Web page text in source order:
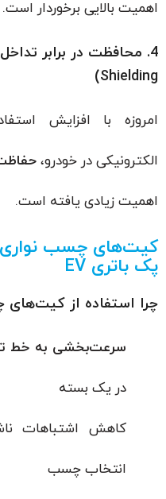
اهمیت بالایی برخوردار است.
Shielding)
امروزه با افزایش
الکترونیکی در خودرو، حفاظت
اهمیت زیادی یافته است.
کیت‌های چسب نواری:
پک باتری EV
چرا استفاده از
سرعت‌بخشی به خط
در یک بسته
کاهش اشتباهات
انتخاب چسب